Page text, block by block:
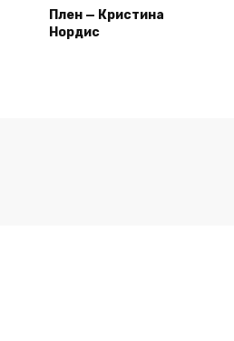
Плен — Кристина
Нордис